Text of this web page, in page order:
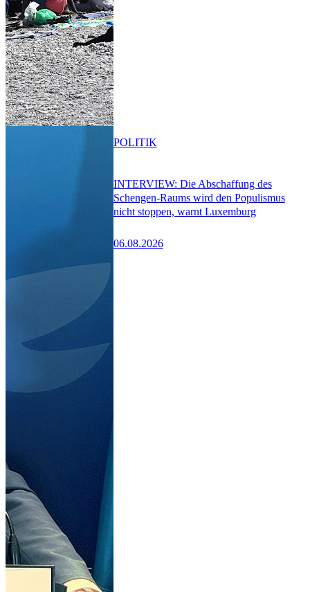
INTERVIEW: Die Abschaffung des
Schengen-Raums wird den Populismus
nicht stoppen, warnt Luxemburg
06.08.2026
POLITIK